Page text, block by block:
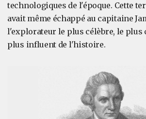
technologiques de l'époque. Cette
avait même échappé au capitaine
l'explorateur le plus célèbre, le plus
plus influent de l'histoire.